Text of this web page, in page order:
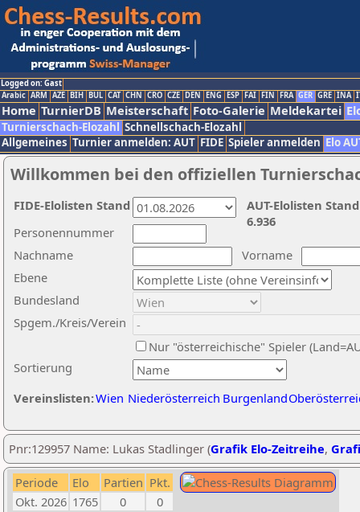
Logged on: Gast
Arabic ARM AZE BIH BUL CAT CHN CRO CZE DEN ENG ESP FAI FIN FRA GER GRE INA
Home TurnierDB Meisterschaft Foto-Galerie Meldekartei
Turnierschach-Elozahl Schnellschach-Elozahl
Allgemeines Turnier anmelden: AUT FIDE Spieler anmelden Elo
Willkommen bei den offiziellen
Nachname
Vorname
Ebene
Sortierung
Personennummer
Bundesland
Spgem./Kreis/Verein
Nur "österreichische" Spieler
Vereinslisten:Wien Niederösterreich Burgenland
AUT-Elolisten
6.936
FIDE-Elolisten Stand
Pnr:129957 Name: Lukas Stadlinger (Grafik Elo-Zeitreihe,
Periode Elo Partien Pkt.
Okt. 2026 1765 0
0